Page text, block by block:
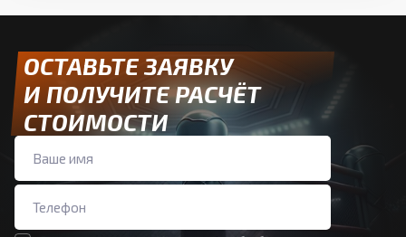
ОСТАВЬТЕ ЗАЯВКУ
И ПОЛУЧИТЕ РАСЧЁТ
СТОИМОСТИ